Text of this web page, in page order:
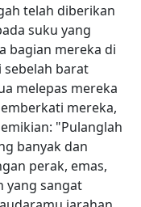
telah diberikan
suku yang
bagian mereka di
sebelah barat
melepas mereka
mereka,
"Pulanglah
banyak dan
perak, emas,
yang sangat